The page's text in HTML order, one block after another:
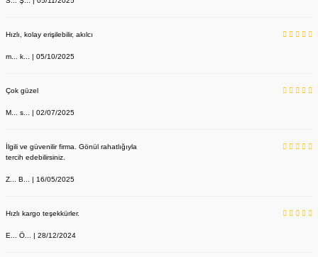
Hızlı, kolay erişilebilir, akılcı
m... k... | 05/10/2025
Çok güzel
M... s... | 02/07/2025
İlgili ve güvenilir firma. Gönül rahatlığıyla
tercih edebilirsiniz.
Z... B... | 16/05/2025
Hızlı kargo teşekkürler.
E... Ö... | 28/12/2024